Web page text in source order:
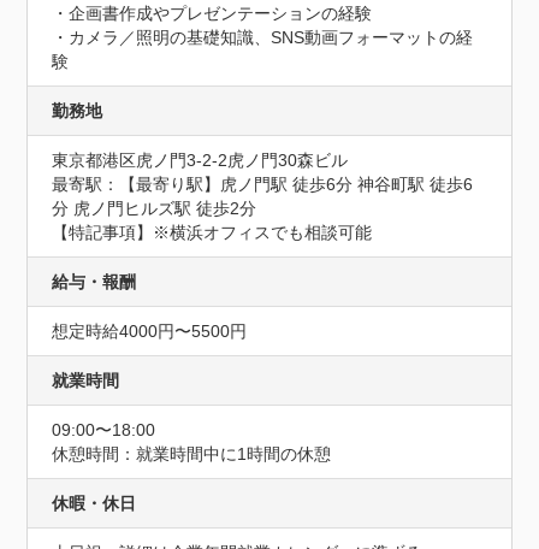
・企画書作成やプレゼンテーションの経験
・カメラ／照明の基礎知識、SNS動画フォーマットの経
験
勤務地
東京都港区虎ノ門3-2-2虎ノ門30森ビル
最寄駅：【最寄り駅】虎ノ門駅 徒歩6分 神谷町駅 徒歩6
分 虎ノ門ヒルズ駅 徒歩2分
【特記事項】※横浜オフィスでも相談可能
給与・報酬
想定時給4000円〜5500円
就業時間
09:00〜18:00
休憩時間：就業時間中に1時間の休憩
休暇・休日